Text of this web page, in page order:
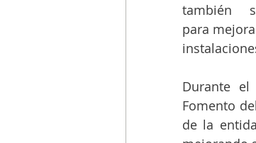
también
para
Durante
Fomento
de la